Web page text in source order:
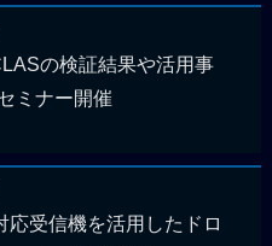
の検証結果や活用事
ミナー開催
応受信機を活用したドロ